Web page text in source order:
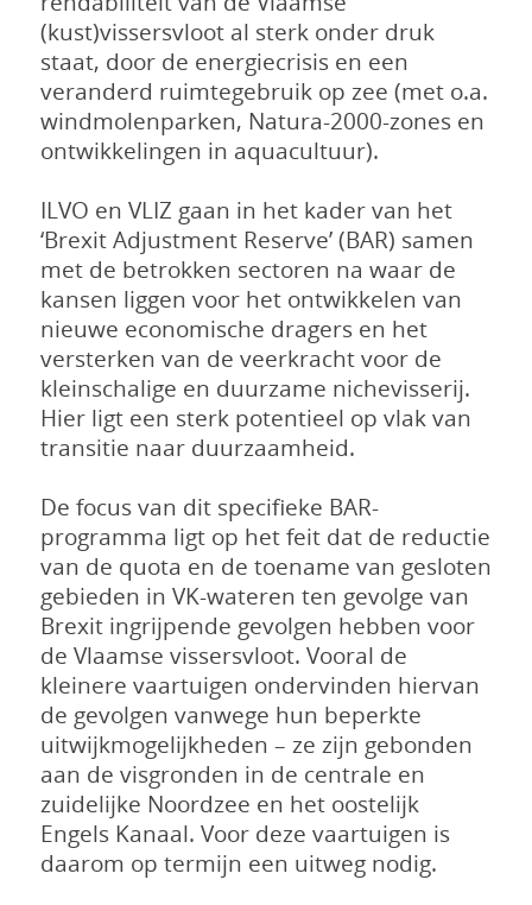
(kust)vissersvloot al sterk onder druk
staat, door de energiecrisis en een
veranderd ruimtegebruik op zee (met o.a.
windmolenparken, Natura-2000-zones en
ontwikkelingen in aquacultuur).
ILVO en VLIZ gaan in het kader van het
‘Brexit Adjustment Reserve’ (BAR) samen
met de betrokken sectoren na waar de
kansen liggen voor het ontwikkelen van
nieuwe economische dragers en het
versterken van de veerkracht voor de
kleinschalige en duurzame nichevisserij.
Hier ligt een sterk potentieel op vlak van
transitie naar duurzaamheid.
De focus van dit specifieke BAR-
programma ligt op het feit dat de reductie
van de quota en de toename van gesloten
gebieden in VK-wateren ten gevolge van
Brexit ingrijpende gevolgen hebben voor
de Vlaamse vissersvloot. Vooral de
kleinere vaartuigen ondervinden hiervan
de gevolgen vanwege hun beperkte
uitwijkmogelijkheden – ze zijn gebonden
aan de visgronden in de centrale en
zuidelijke Noordzee en het oostelijk
Engels Kanaal. Voor deze vaartuigen is
daarom op termijn een uitweg nodig.